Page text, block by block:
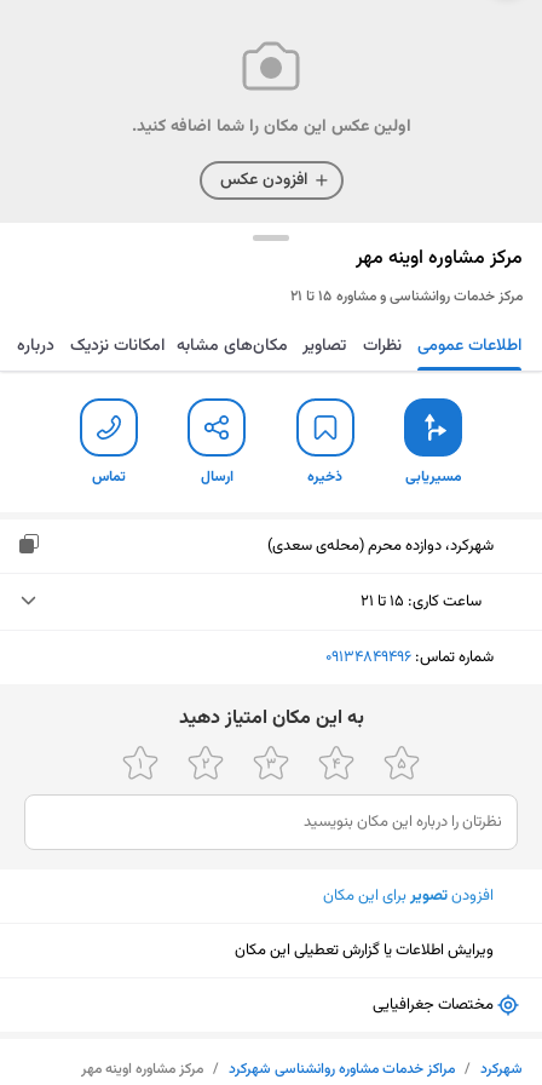
اولین عکس این مکان را شما اضافه کنید.
افزودن عکس
مرکز مشاوره اوینه مهر
مرکز خدمات روانشناسی و مشاوره ۱۵ تا ۲۱
مسیریابی ذخیره ارسال تماس اطلاعات عمومی نظرات تصاویر مکان‌های مشابه امکانات نزدیک درباره
مسیریابی ذخیره ارسال تماس
شهرکرد، دوازده محرم (محله‌ی سعدی)
ساعت کاری: ۱۵ تا ۲۱
شنبه (امروز)
سه‌شنبه
۱۵ تا ۲۱
چهارشنبه
۱۵ تا ۲۱
پنجشنبه
جمعه
شماره تماس: ‎09134849496
ﺑﻪ اﯾﻦ ﻣﮑﺎن اﻣﺘﯿﺎز دﻫﯿﺪ
افزودنتصویربرای این مکان
ویرایش اطلاعات یا گزارش تعطیلی این مکان
مختصات جغرافیایی
شهرکرد / مراکز خدمات مشاوره روانشناسی شهرکرد / مرکز مشاوره اوینه مهر